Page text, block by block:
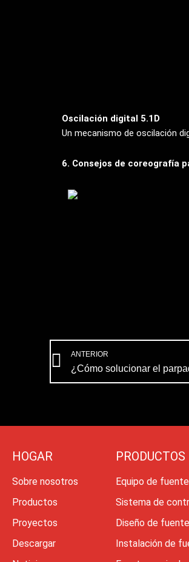
Oscilación digital 5.1D
Un mecanismo de oscilación
6. Consejos de coreografía
Prev
ANTERIOR
¿Cómo solucionar el
HOGAR
Sobre nosotros
Productos
Proyectos
Descargar
PRODUCTOS
Equipo de fuente
Sistema de
Diseño de fuente
Instalación de